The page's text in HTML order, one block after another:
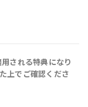
される特典になり
上でご確認くださ